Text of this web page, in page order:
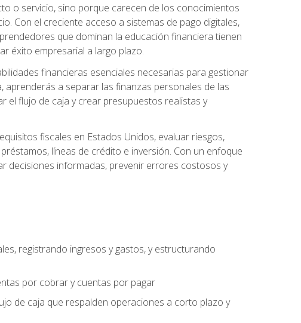
o servicio, sino porque carecen de los conocimientos
Con el creciente acceso a sistemas de pago digitales,
que dominan la educación financiera tienen
éxito empresarial a largo plazo.
financieras esenciales necesarias para gestionar
a separar las finanzas personales de las
el flujo de caja y crear presupuestos realistas y
fiscales en Estados Unidos, evaluar riesgos,
líneas de crédito e inversión. Con un enfoque
decisiones informadas, prevenir errores costosos y
registrando ingresos y gastos, y estructurando
por cobrar y cuentas por pagar
de caja que respalden operaciones a corto plazo y